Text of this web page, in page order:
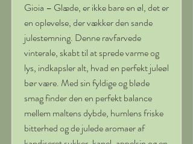
Gioia – Glæde, er ikke bare en øl, det er
en oplevelse, der vækker den sande
julestemning. Denne ravfarvede
vinterale, skabt til at sprede varme og
lys, indkapsler alt, hvad en perfekt juleøl
bør være. Med sin fyldige og bløde
smag finder den en perfekt balance
mellem maltens dybde, humlens friske
bitterhed og de julede aromaer af